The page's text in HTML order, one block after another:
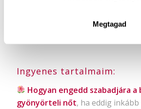
Megtagad
Ingyenes tartalmaim:
Hogyan engedd szabadjára a
gyönyörteli nőt, ha eddig